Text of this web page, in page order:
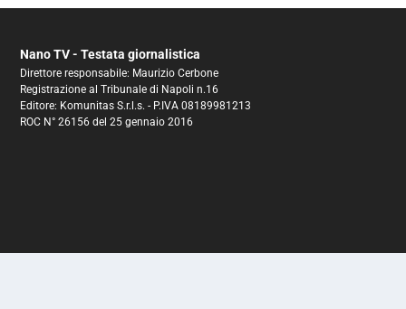
Nano TV - Testata giornalistica
Direttore responsabile: Maurizio Cerbone
Registrazione al Tribunale di Napoli n.16
Editore: Komunitas S.r.l.s. - P.IVA 08189981213
ROC N° 26156 del 25 gennaio 2016